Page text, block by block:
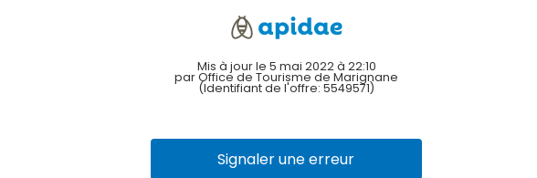
Mis à jour le 5 mai 2022 à 22:10
par Office de Tourisme de Marignane
(Identifiant de l'offre: 5549571)
Signaler une erreur